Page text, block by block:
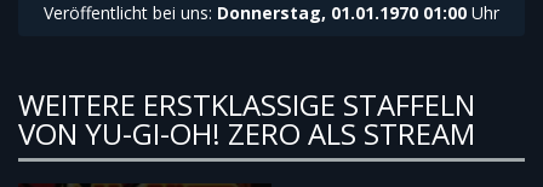
Veröffentlicht bei uns: Donnerstag, 01.01.1970 01:00 Uhr
WEITERE ERSTKLASSIGE STAFFELN
VON YU-GI-OH! ZERO ALS STREAM